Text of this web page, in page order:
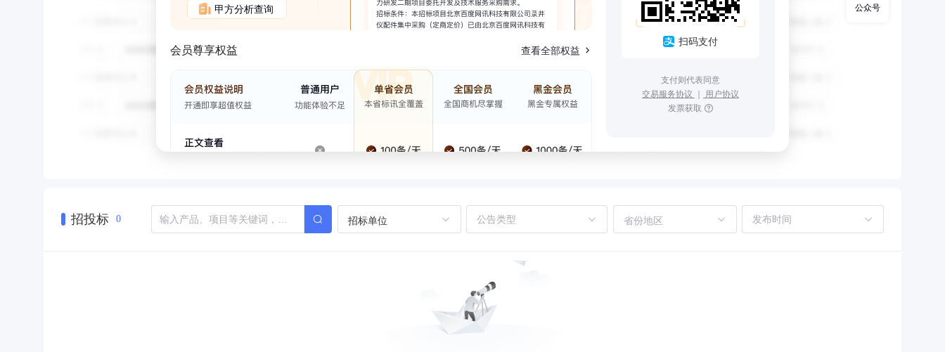
甲方分析查询
会员尊享权益 查看全部权益
扫码支付
支付则代表同意
交易服务协议 ｜ 用户协议
发票获取
招投标 0 招标单位 省份地区
公众号